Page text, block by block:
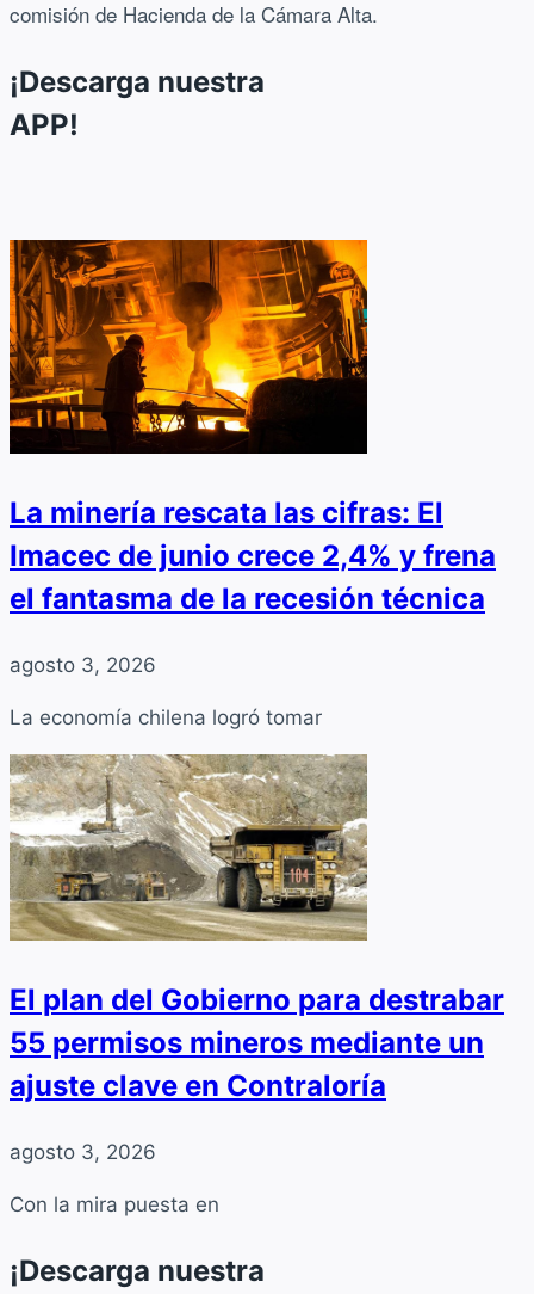
comisión de Hacienda de la Cámara Alta.
¡Descarga nuestra
APP!
La minería rescata las cifras: El
Imacec de junio crece 2,4% y frena
el fantasma de la recesión técnica
agosto 3, 2026
La economía chilena logró tomar
El plan del Gobierno para destrabar
55 permisos mineros mediante un
ajuste clave en Contraloría
agosto 3, 2026
Con la mira puesta en
¡Descarga nuestra